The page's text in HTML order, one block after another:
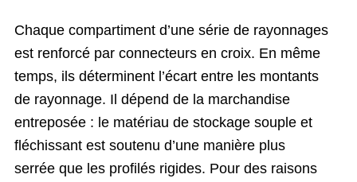
Chaque compartiment d’une série de rayonnages
est renforcé par connecteurs en croix. En même
temps, ils déterminent l’écart entre les montants
de rayonnage. Il dépend de la marchandise
entreposée : le matériau de stockage souple et
fléchissant est soutenu d’une manière plus
serrée que les profilés rigides. Pour des raisons